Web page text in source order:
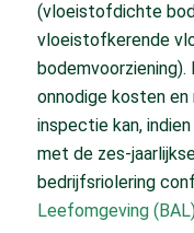
(vloeistofdichte
vloeistofkerende
onnodige kosten en
inspectie kan,
met de zes-
bedrijfsriolering
Leefomgeving